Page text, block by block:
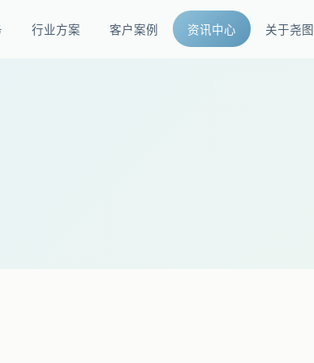
行业方案 客户案例 资讯中心 关于尧图